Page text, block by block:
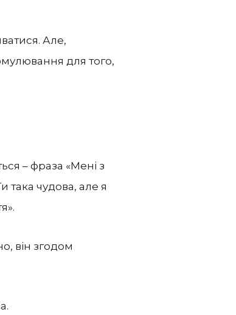
Але,
для того,
– фраза «Мені з
така чудова, але я
він згодом